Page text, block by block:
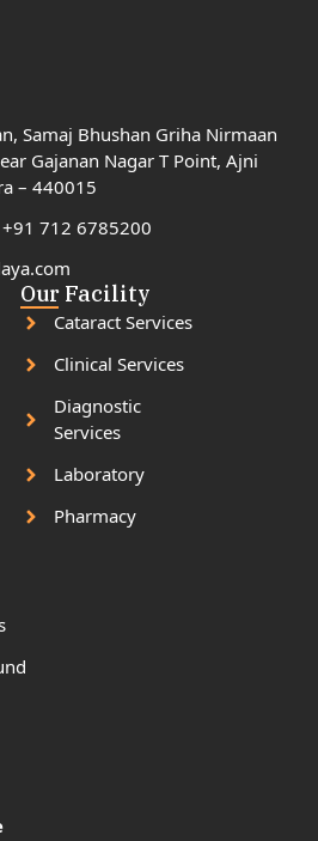
Samaj Bhushan Griha Nirmaan
Gajanan Nagar T Point, Ajni
– 440015
712 6785200
Our Facility
Cataract Services
Clinical Services
Diagnostic
Services
Laboratory
Pharmacy